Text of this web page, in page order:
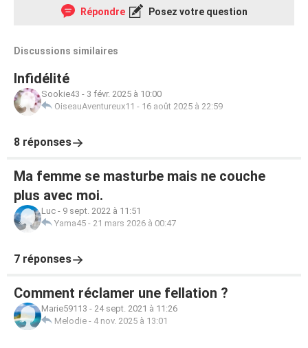
Répondre Posez votre question
Discussions similaires
Infidélité
Sookie43 - 3 févr. 2025 à 10:00
OiseauAventureux11 - 16 août 2025 à 22:59
8 réponses
Ma femme se masturbe mais ne couche
plus avec moi.
Luc - 9 sept. 2022 à 11:51
Yama45 - 21 mars 2026 à 00:47
7 réponses
Comment réclamer une fellation ?
Marie59113 - 24 sept. 2021 à 11:26
Melodie - 4 nov. 2025 à 13:01